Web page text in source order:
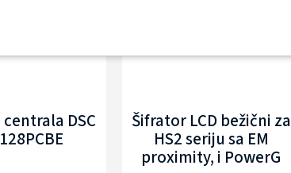
DSC Šifrator LCD bežični za
HS2 seriju sa EM
proximity, i PowerG